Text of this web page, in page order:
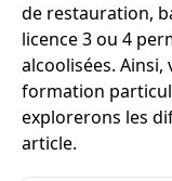
de restauration,
licence 3 ou 4
alcoolisées. Ainsi,
formation
explorerons les
article.